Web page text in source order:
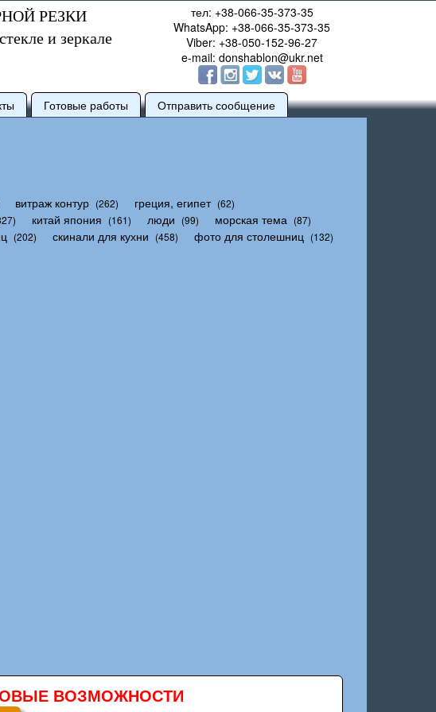
РЕЗКИ
и зеркале
тел: +38-066-35-373-35
WhatsApp: +38-066-35-373-35
Viber: +38-050-152-96-27
e-mail: donshablon@ukr.net
Готовые работы Отправить сообщение
витраж контур (262) греция, египет (62)
китай япония (161) люди (99) морская тема (87)
(202) скинали для кухни (458) фото для столешниц (132)
ВОЗМОЖНОСТИ